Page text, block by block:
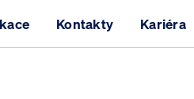
Kontakty Kariéra